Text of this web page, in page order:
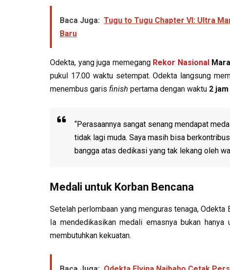
Baca Juga: Tugu to Tugu Chapter VI: Ultra
Baru
Odekta, yang juga memegang Rekor Nasional
pukul 17.00 waktu setempat. Odekta langsung
menembus garis finish pertama dengan waktu 2
“Perasaannya sangat senang mendapat
tidak lagi muda. Saya masih bisa
bangga atas dedikasi yang tak lekang oleh
Medali untuk Korban Bencana
Setelah perlombaan yang menguras tenaga,
Ia mendedikasikan medali emasnya bukan
membutuhkan kekuatan.